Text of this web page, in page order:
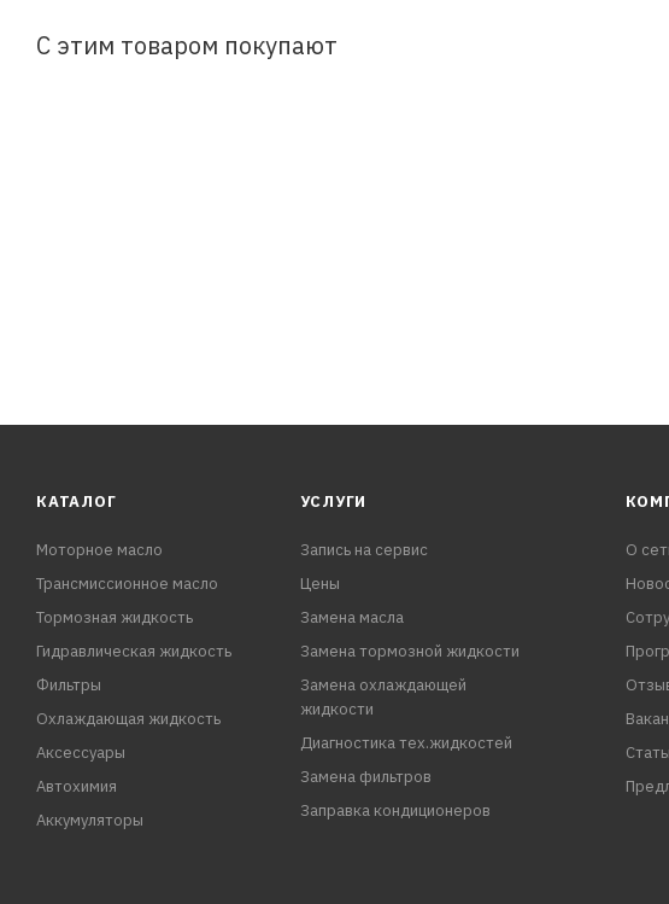
С этим товаром покупают
КАТАЛОГ
Моторное масло
Трансмиссионное масло
Тормозная жидкость
Гидравлическая жидкость
Фильтры
Охлаждающая жидкость
Аксессуары
Автохимия
Аккумуляторы
УСЛУГИ
Запись на сервис
Цены
Замена масла
Замена тормозной жидкости
Замена охлаждающей
жидкости
Диагностика тех.жидкостей
Замена фильтров
Заправка кондиционеров
О